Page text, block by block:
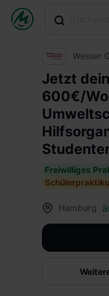
Wesser
Jetzt
600€/
Freiwilliges
Hamburg